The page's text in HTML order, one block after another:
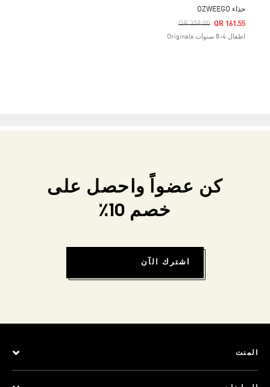
حذاء OZWEEGO
Price Reduced From
QR 359.00
To QR 161.55
اطفال 4-8 سنوات Originals
كن عضواً واحصل على
خصم 10٪
اشترك الآن
المنت